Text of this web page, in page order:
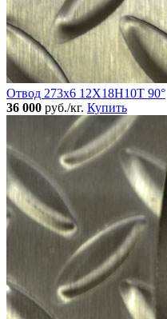
Отвод 273х6 12Х18Н10Т 90°
36 000 руб./кг. Купить